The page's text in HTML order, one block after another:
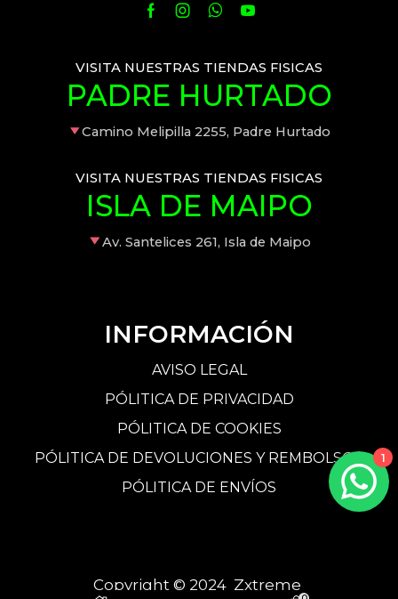
VISITA NUESTRAS TIENDAS FISICAS
PADRE HURTADO
Camino Melipilla 2255, Padre Hurtado
VISITA NUESTRAS TIENDAS FISICAS
ISLA DE MAIPO
Av. Santelices 261, Isla de Maipo
INFORMACIÓN
AVISO LEGAL
PÓLITICA DE PRIVACIDAD
PÓLITICA DE COOKIES
PÓLITICA DE DEVOLUCIONES Y REMBOLSOS
PÓLITICA DE ENVÍOS
Copyright © 2024 Zxtreme
1